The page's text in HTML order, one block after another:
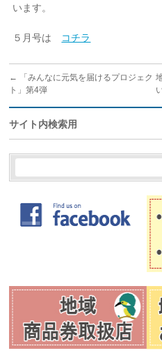
サイト内検索用
索:
います。
５月号は コチラ
←
「みんなに元気を届けるプロジェク
ト」第4弾